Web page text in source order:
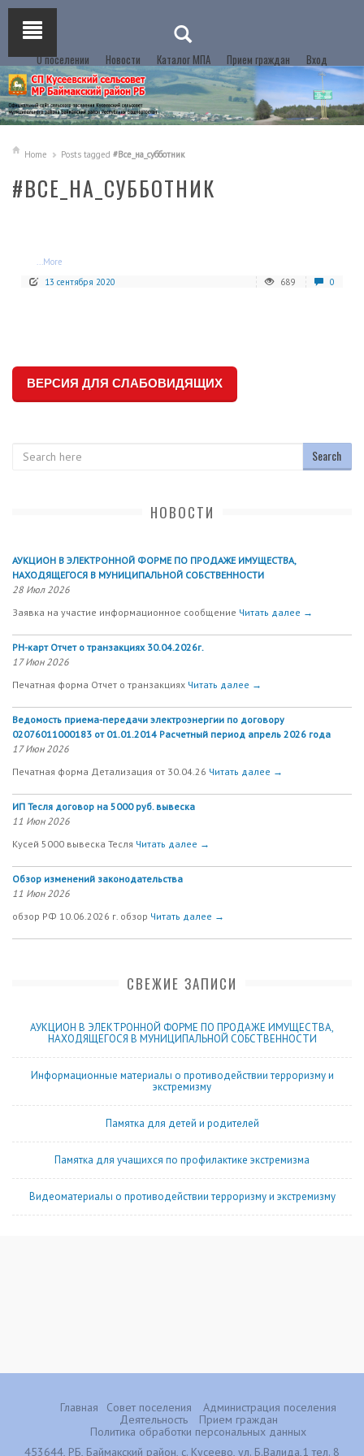
О поселении Новости Каталог МПА Прием граждан Вход
Home Posts tagged #Все_на_субботник
#ВСЕ_НА_СУББОТНИК
...More
13 сентября 2020
689 0
ВЕРСИЯ ДЛЯ СЛАБОВИДЯЩИХ
НОВОСТИ
АУКЦИОН В ЭЛЕКТРОННОЙ ФОРМЕ ПО ПРОДАЖЕ ИМУЩЕСТВА,
НАХОДЯЩЕГОСЯ В МУНИЦИПАЛЬНОЙ СОБСТВЕННОСТИ
28 Июл 2026
Заявка на участие информационное сообщение Читать далее →
РН-карт Отчет о транзакциях 30.04.2026г.
17 Июн 2026
Печатная форма Отчет о транзакциях Читать далее →
Ведомость приема-передачи электроэнергии по договору
02076011000183 от 01.01.2014 Расчетный период апрель 2026 года
17 Июн 2026
Печатная форма Детализация от 30.04.26 Читать далее →
ИП Тесля договор на 5000 руб. вывеска
11 Июн 2026
Кусей 5000 вывеска Тесля Читать далее →
Обзор изменений законодательства
11 Июн 2026
обзор РФ 10.06.2026 г. обзор Читать далее →
СВЕЖИЕ ЗАПИСИ
АУКЦИОН В ЭЛЕКТРОННОЙ ФОРМЕ ПО ПРОДАЖЕ ИМУЩЕСТВА,
НАХОДЯЩЕГОСЯ В МУНИЦИПАЛЬНОЙ СОБСТВЕННОСТИ
Информационные материалы о противодействии терроризму и
экстремизму
Памятка для детей и родителей
Памятка для учащихся по профилактике экстремизма
Видеоматериалы о противодействии терроризму и экстремизму
Главная Совет поселения
Администрация поселения
Деятельность
Прием граждан
Политика обработки персональных данных
453644, РБ, Баймакский район, с. Кусеево, ул. Б.Валида,1 тел. 8